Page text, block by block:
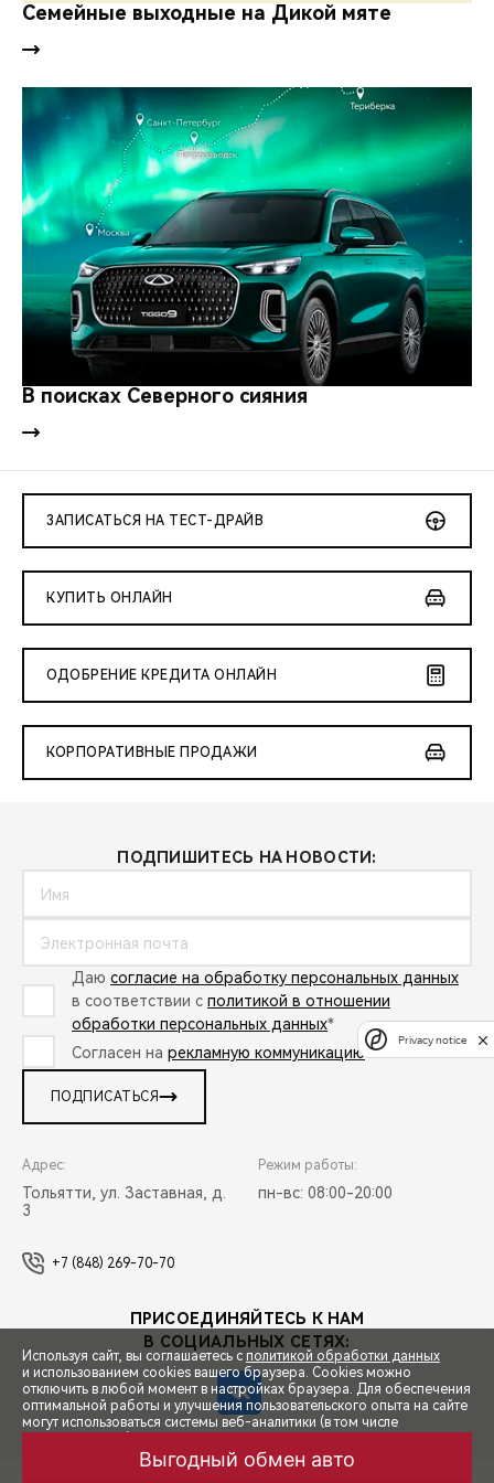
СПЕЦПРЕДЛОЖЕНИЯ
CHERY И СПОРТ
НАШИ МЕРОПРИЯТИЯ
ВИДЕООБЗОРЫ
CHERY ДЛЯ ДЕТЕЙ
Семейные выходные на Дикой мяте
В поисках Северного сияния
ЗАПИСАТЬСЯ НА ТЕСТ-ДРАЙВ
КУПИТЬ ОНЛАЙН
ОДОБРЕНИЕ КРЕДИТА ОНЛАЙН
КОРПОРАТИВНЫЕ ПРОДАЖИ
ПОДПИШИТЕСЬ НА НОВОСТИ:
Даю согласие на обработку персональных данных
в соответствии с политикой в отношении
обработки персональных данных*
Согласен на рекламную коммуникацию*
ПОДПИСАТЬСЯ
Адрес:
Тольятти, ул. Заставная, д.
3
Режим работы:
пн-вс: 08:00-20:00
+7 (848) 269-70-70
ПРИСОЕДИНЯЙТЕСЬ К НАМ
В СОЦИАЛЬНЫХ СЕТЯХ:
Используя сайт, вы соглашаетесь с политикой обработки данных
и использованием cookies вашего браузера. Cookies можно
отключить в любой момент в настройках браузера. Для обеспечения
оптимальной работы и улучшения пользовательского опыта на сайте
могут использоваться системы веб-аналитики (в том числе
с применением указанных технологий и размещением cookie-
Выгодный обмен авто
Privacy notice